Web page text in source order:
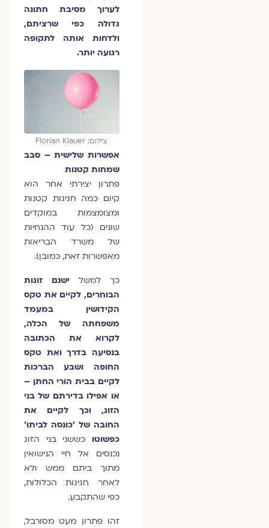
לערוך מסיבת חתונה
גדולה כפי שרציתם,
ולדחות אותה לתקופה
רגועה יותר.
צילום: Florian Klauer
אפשרות שלישית – סבב
שמחות קטנות
פתרון יצירתי אחר הוא
קיום כמה חגיגות קטנות
ומצומצמות במוקדים
שונים (כל עוד ההנחיות
של משרד הבריאות
מאפשרות זאת, כמובן).
כך למשלישנם זוגות
הבוחרים, לקיים את טקס
הקידושין במעמד
משפחתה של הכלה,
לקרוא את הכתובה
בנסיעה בדרך ואת טקס
החופה ושבע הברכות
לקיים בבית הורי החתן –
או אפילו בדירתם של בני
הזוג, וכך לקיים את
החובה של 'כונסה לביתו'
כפשוטו כששני בני הזוג
נכנסים אל חיי הנישואין
מתוך ביתם ממש ולא
לאחר חגיגות הכלולות,
כפי שהתקבע.
זהו פתרון מעט מסורבל,